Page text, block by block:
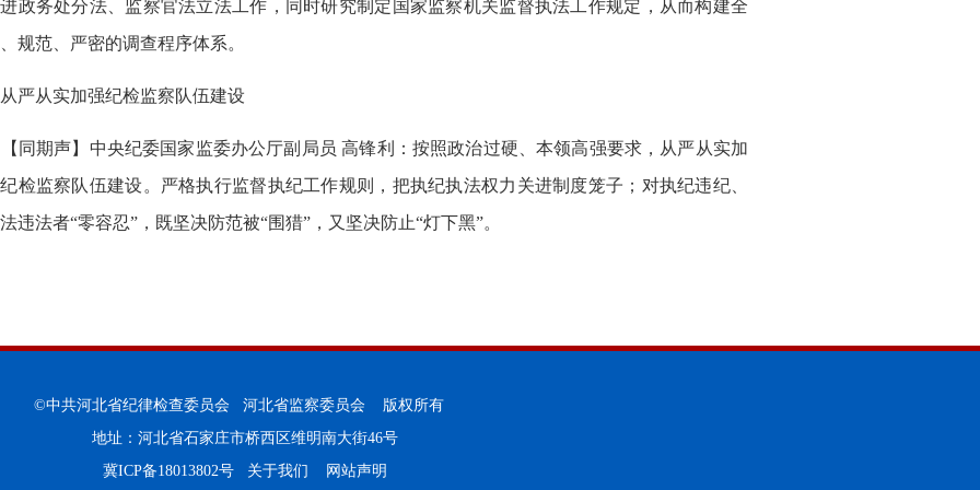
政务处分法、监察官法立法工作，同时研究制定国家监察机关监督执法工作规定，从而构建全
规范、严密的调查程序体系。
从实加强纪检监察队伍建设
期声】中央纪委国家监委办公厅副局员 高锋利：按照政治过硬、本领高强要求，从严从实加
检监察队伍建设。严格执行监督执纪工作规则，把执纪执法权力关进制度笼子；对执纪违纪、
违法者“零容忍”，既坚决防范被“围猎”，又坚决防止“灯下黑”。
©中共河北省纪律检查委员会 河北省监察委员会 版权所有
地址：河北省石家庄市桥西区维明南大街46号
冀ICP备18013802号
关于我们 网站声明